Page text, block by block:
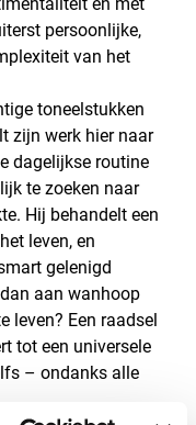
persoonlijke,
van het
toneelstukken
zijn werk hier naar
dagelijkse routine
te zoeken naar
Hij behandelt een
leven, en
gelenigd
aan wanhoop
leven? Een raadsel
tot een universele
– ondanks alle